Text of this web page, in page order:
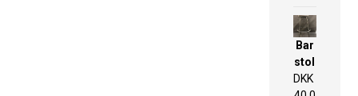
Bar
stol
DKK